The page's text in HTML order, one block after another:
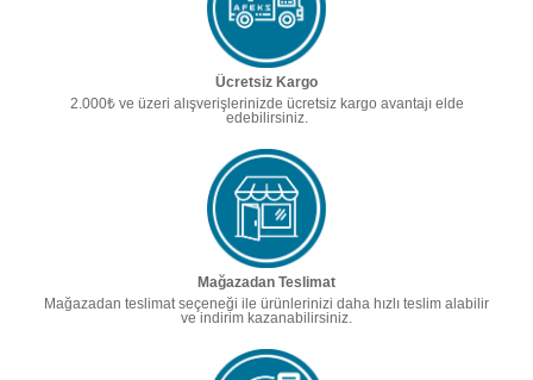
Ücretsiz Kargo
2.000₺ ve üzeri alışverişlerinizde ücretsiz kargo avantajı elde
edebilirsiniz.
Mağazadan Teslimat
Mağazadan teslimat seçeneği ile ürünlerinizi daha hızlı teslim alabilir
ve indirim kazanabilirsiniz.